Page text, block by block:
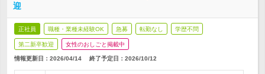
迎
正社員 職種・業種未経験OK 急募 転勤なし 学歴不問
第二新卒歓迎 女性のおしごと掲載中
情報更新日：2026/04/14 終了予定日： 2026/10/12